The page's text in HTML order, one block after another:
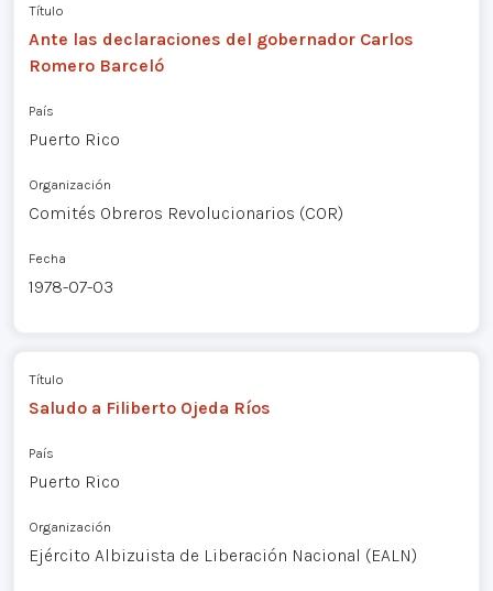
Título
Ante las declaraciones del gobernador Carlos
Romero Barceló
País
Puerto Rico
Organización
Comités Obreros Revolucionarios (COR)
Fecha
1978-07-03
Título
Saludo a Filiberto Ojeda Ríos
País
Puerto Rico
Organización
Ejército Albizuista de Liberación Nacional (EALN)